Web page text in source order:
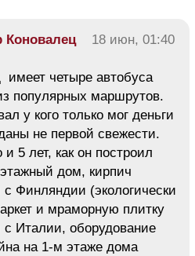
Коновалец
18 июн, 01:40
четыре автобуса
популярных маршрутов.
у кого только мог деньги
не первой свежести.
5 лет, как он построил
дом, кирпич
с Финляндии (экологически
и мраморную плитку
с Италии, оборудование
на 1-м этаже дома